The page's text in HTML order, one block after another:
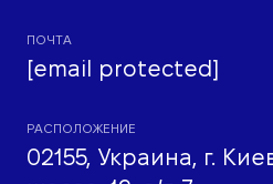
ПОЧТА
[email protected]
РАСПОЛОЖЕНИЕ
02155, Украина, г.